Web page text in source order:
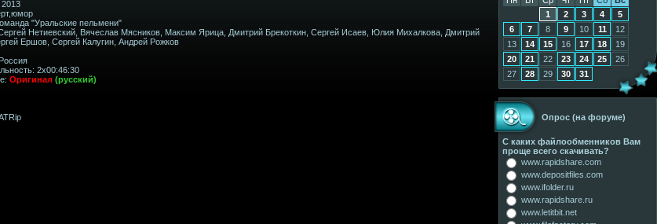
2013
"Уральские пельмени"
Нетиевский, Вячеслав Мясников, Максим Ярица, Дмитрий Брекоткин, Сергей Исаев, Юлия Михалкова, Дмитрий
Ершов, Сергей Калугин, Андрей Рожков
2x00:46:30
Оригинал (русский)
1
2 3 4
5
6
7 8 9 10 11
12
13
14 15 16 17 18
19
20
21 22 23 24 25
26
27
28 29 30 31
Опрос (на форуме)
С каких файлообменников Вам
проще всего скачивать?
www.rapidshare.com
www.depositfiles.com
www.ifolder.ru
www.rapidshare.ru
www.letitbit.net